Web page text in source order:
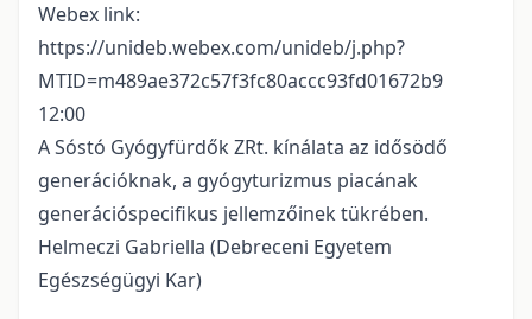
Webex link:
https://unideb.webex.com/unideb/j.php?
MTID=m489ae372c57f3fc80accc93fd01672b9
12:00
A Sóstó Gyógyfürdők ZRt. kínálata az idősödő
generációknak, a gyógyturizmus piacának
generációspecifikus jellemzőinek tükrében.
Helmeczi Gabriella (Debreceni Egyetem
Egészségügyi Kar)